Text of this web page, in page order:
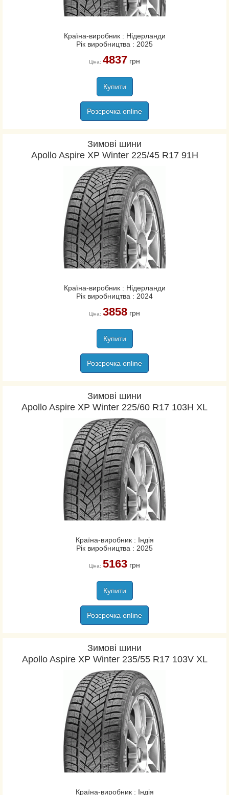
Країна-виробник : Нідерланди
Рік виробництва : 2025
Ціна: 4837грн
Купити
Розсрочка online
Зимові шини
Apollo Aspire XP Winter 225/45 R17 91H
Країна-виробник : Нідерланди
Рік виробництва : 2024
Ціна: 3858грн
Купити
Розсрочка online
Зимові шини
Apollo Aspire XP Winter 225/60 R17 103H XL
Країна-виробник : Індія
Рік виробництва : 2025
Ціна: 5163грн
Купити
Розсрочка online
Зимові шини
Apollo Aspire XP Winter 235/55 R17 103V XL
Країна-виробник : Індія